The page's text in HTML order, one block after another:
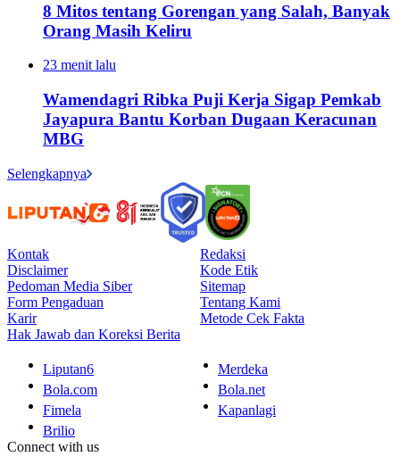
8 Mitos tentang Gorengan yang Salah, Banyak
Orang Masih Keliru
23 menit lalu
Wamendagri Ribka Puji Kerja Sigap Pemkab
Jayapura Bantu Korban Dugaan Keracunan
MBG
Selengkapnya
Kontak
Redaksi
Disclaimer
Kode Etik
Pedoman Media Siber
Sitemap
Form Pengaduan
Tentang Kami
Karir
Metode Cek Fakta
Hak Jawab dan Koreksi Berita
Liputan6
Merdeka
Bola.com
Bola.net
Fimela
Kapanlagi
Brilio
Connect with us